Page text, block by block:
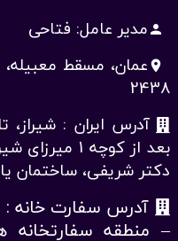
person مدیر عامل: فتاحی
place
2438
آدرس ایران : شیراز،
بعد از کوچه
دکتر شریفی، ساختمان
آدرس سفارت خانه :
– منطقه سفارتخانه